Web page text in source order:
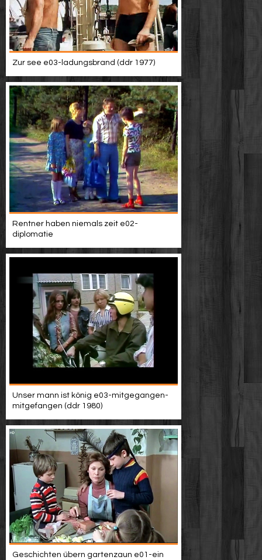
Zur see e03-ladungsbrand (ddr 1977)
Rentner haben niemals zeit e02-
diplomatie
Unser mann ist könig e03-mitgegangen-
mitgefangen (ddr 1980)
Geschichten übern gartenzaun e01-ein